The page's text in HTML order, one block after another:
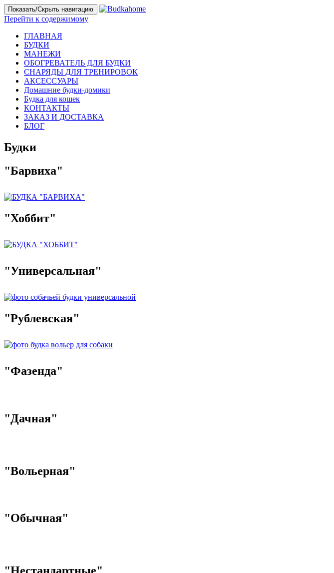
Показать/Скрыть навигацию
Перейти к содержимому
ГЛАВНАЯ
БУДКИ
МАНЕЖИ
ОБОГРЕВАТЕЛЬ ДЛЯ БУДКИ
СНАРЯДЫ ДЛЯ ТРЕНИРОВОК
АКСЕССУАРЫ
Домашние будки-домики
Будка для кошек
КОНТАКТЫ
ЗАКАЗ И ДОСТАВКА
БЛОГ
Будки
"Барвиха"
"Хоббит"
"Универсальная"
"Рублевская"
"Фазенда"
"Дачная"
"Вольерная"
"Обычная"